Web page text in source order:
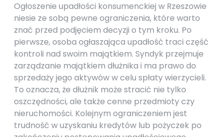
Ogłoszenie upadłości konsumenckiej w Rzeszowie
niesie ze sobą pewne ograniczenia, które warto
znać przed podjęciem decyzji o tym kroku. Po
pierwsze, osoba ogłaszająca upadłość traci część
kontroli nad swoim majątkiem. Syndyk przejmuje
zarządzanie majątkiem dłużnika i ma prawo do
sprzedaży jego aktywów w celu spłaty wierzycieli.
To oznacza, że dłużnik może stracić nie tylko
oszczędności, ale także cenne przedmioty czy
nieruchomości. Kolejnym ograniczeniem jest
trudność w uzyskaniu kredytów lub pożyczek po